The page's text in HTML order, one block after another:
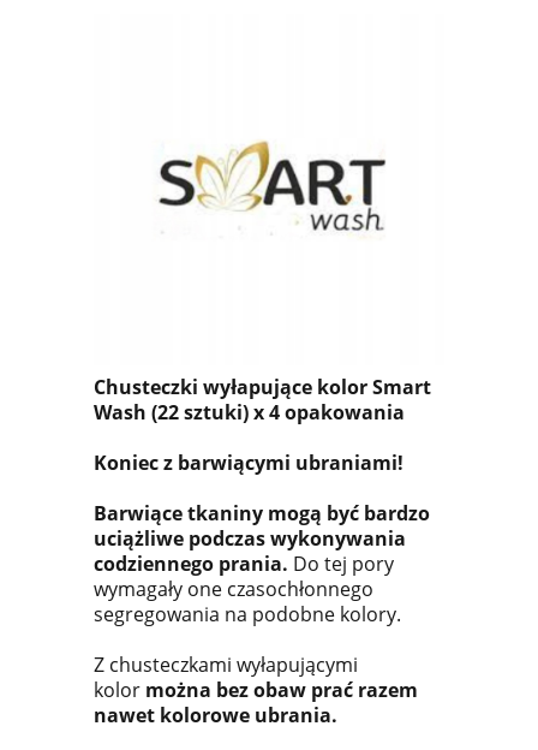
Chusteczki wyłapujące kolor Smart
Wash (22 sztuki) x 4 opakowania
Koniec z barwiącymi ubraniami!
Barwiące tkaniny mogą być bardzo
uciążliwe podczas wykonywania
codziennego prania. Do tej pory
wymagały one czasochłonnego
segregowania na podobne kolory.
Z chusteczkami wyłapującymi
kolor można bez obaw prać razem
nawet kolorowe ubrania.